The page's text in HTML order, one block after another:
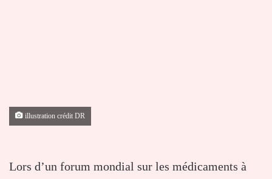
illustration crédit DR
Lors d’un forum mondial sur les médicaments à